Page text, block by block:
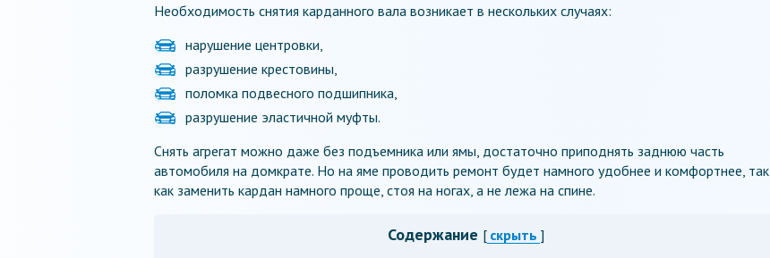
Необходимость снятия карданного вала возникает в нескольких случаях:
нарушение центровки,
разрушение крестовины,
поломка подвесного подшипника,
разрушение эластичной муфты.
Снять агрегат можно даже без подъемника или ямы, достаточно приподнять заднюю часть
автомобиля на домкрате. Но на яме проводить ремонт будет намного удобнее и комфортнее, так
как заменить кардан намного проще, стоя на ногах, а не лежа на спине.
Содержание [ скрыть ]